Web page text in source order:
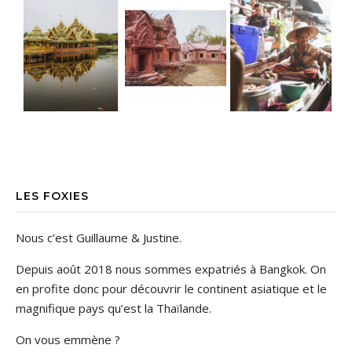
LES FOXIES
Nous c’est Guillaume & Justine.
Depuis août 2018 nous sommes expatriés à Bangkok. On
en profite donc pour découvrir le continent asiatique et le
magnifique pays qu’est la Thaïlande.
On vous emmène ?